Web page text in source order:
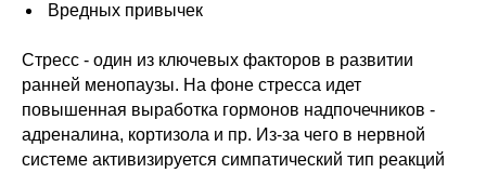
Вредных привычек
Стресс - один из ключевых факторов в развитии
ранней менопаузы. На фоне стресса идет
повышенная выработка гормонов надпочечников -
адреналина, кортизола и пр. Из-за чего в нервной
системе активизируется симпатический тип реакций